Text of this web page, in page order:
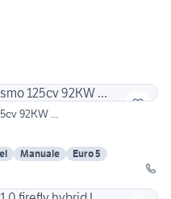
92KW ...
Manuale
Euro 5